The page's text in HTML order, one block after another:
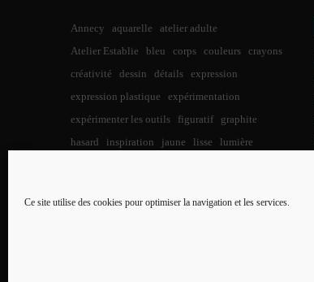
Ce site utilise des cookies pour optimiser la navigation et les services.
Annecy aquarelle
atelier adulte
Atelier Establie
bleu corps couleurs crayons
créativité
dessin détails expression
expression plastique
expérimentation
expérimenter les outils
figuratif
graphite
hasard
inspiration jaune lisse
lumière
points potentiel créatif